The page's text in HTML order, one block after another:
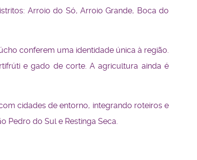
Arroio do Só, Arroio Grande, Boca do
conferem uma identidade única à região.
e gado de corte. A agricultura ainda é
cidades de entorno, integrando roteiros e
Pedro do Sul e Restinga Seca.